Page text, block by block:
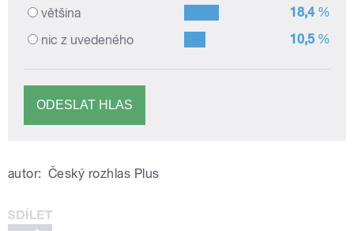
autor: Český rozhlas Plus